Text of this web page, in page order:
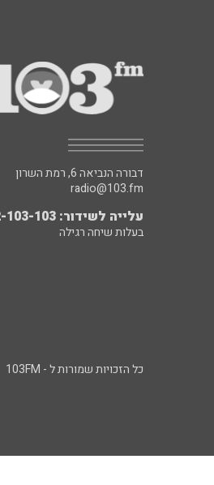
דבורה הנביאה 6, רמת השרון
radio@103.fm
עלייה לשידור: 0552-103-103
בעלות שיחה רגילה
כל הזכויות שמורות ל - 103FM